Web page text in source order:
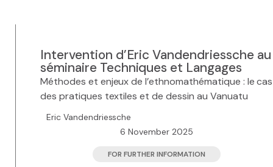
Intervention d’Eric Vandendriessche au
séminaire Techniques et Langages
Méthodes et enjeux de l’ethnomathématique : le cas
des pratiques textiles et de dessin au Vanuatu
Eric Vandendriessche
6 November 2025
FOR FURTHER INFORMATION